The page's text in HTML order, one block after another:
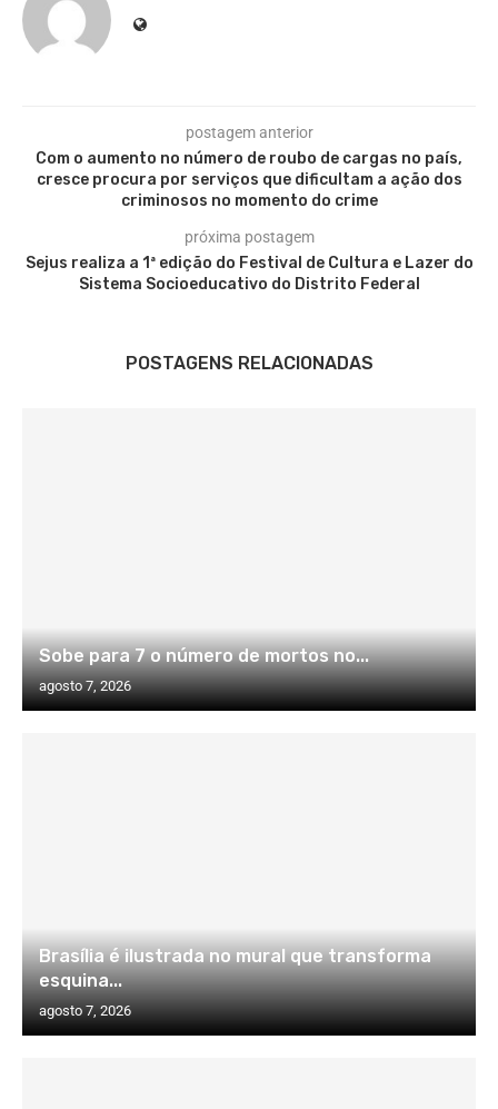
postagem anterior
Com o aumento no número de roubo de cargas no país,
cresce procura por serviços que dificultam a ação dos
criminosos no momento do crime
próxima postagem
Sejus realiza a 1ª edição do Festival de Cultura e Lazer do
Sistema Socioeducativo do Distrito Federal
POSTAGENS RELACIONADAS
Sobe para 7 o número de mortos no...
agosto 7, 2026
Brasília é ilustrada no mural que transforma
esquina...
agosto 7, 2026